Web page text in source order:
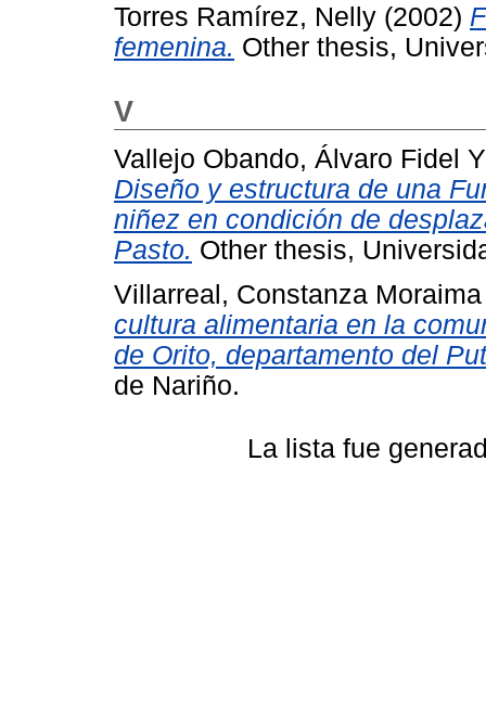
Torres Ramírez, Nelly (2002)
femenina. Other thesis,
V
Vallejo Obando, Álvaro Fidel
Diseño y estructura de una
niñez en condición de
Pasto. Other thesis,
Villarreal, Constanza Moraima
cultura alimentaria en la
de Orito, departamento del
de Nariño.
La lista fue